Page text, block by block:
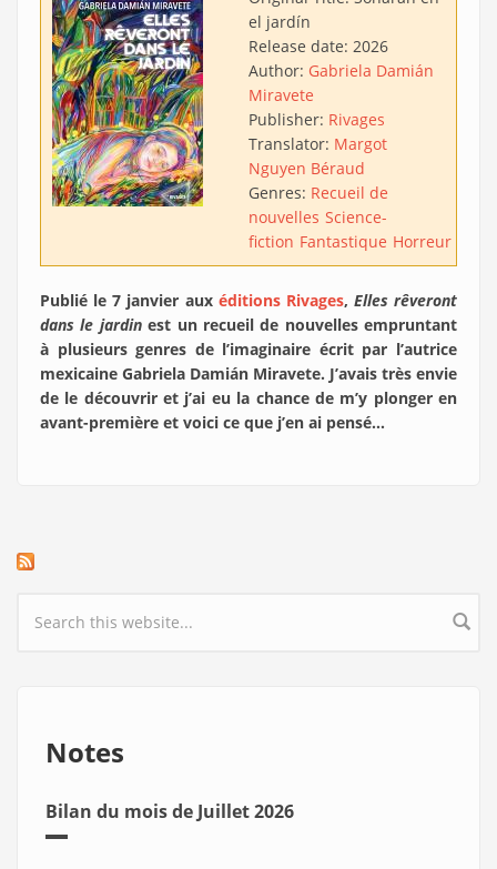
el jardín
Release date: 2026
Author: Gabriela Damián
Miravete
Publisher: Rivages
Translator: Margot
Nguyen Béraud
Genres: Recueil de
nouvelles Science-
fiction Fantastique Horreur
Publié le 7 janvier aux éditions Rivages, Elles rêveront
dans le jardinest un recueil de nouvelles empruntant
à plusieurs genres de l’imaginaire écrit par l’autrice
mexicaine Gabriela Damián Miravete. J’avais très envie
de le découvrir et j’ai eu la chance de m’y plonger en
avant-première et voici ce que j’en ai pensé…
Search form
Notes
Bilan du mois de Juillet 2026